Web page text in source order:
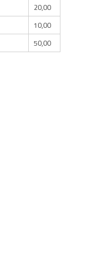
20,00
10,00
50,00